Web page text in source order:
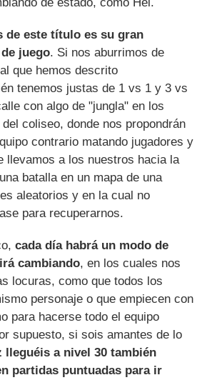
de este título es su gran
juego. Si nos aburrimos de
que hemos descrito
tenemos justas de 1 vs 1 y 3 vs
con algo de "jungla" en los
coliseo, donde nos propondrán
contrario matando jugadores y
llevamos a los nuestros hacia la
batalla en un mapa de una
aleatorios y en la cual no
para recuperarnos.
cada día habrá un modo de
cambiando, en los cuales nos
locuras, como que todos los
personaje o que empiecen con
para hacerse todo el equipo
supuesto, si sois amantes de lo
lleguéis a nivel 30 también
partidas puntuadas para ir